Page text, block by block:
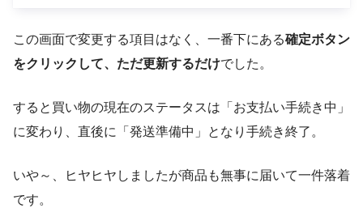
この画面で変更する項目はなく、一番下にある確定ボタン
をクリックして、ただ更新するだけでした。
すると買い物の現在のステータスは「お支払い手続き中」
に変わり、直後に「発送準備中」となり手続き終了。
いや～、ヒヤヒヤしましたが商品も無事に届いて一件落着
です。